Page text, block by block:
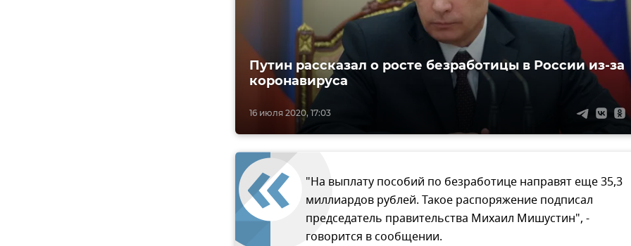
16 июля 2020, 17:03
Путин рассказал о росте безработицы в России из-за
коронавируса
"На выплату пособий по безработице направят еще 35,3
миллиардов рублей. Такое распоряжение подписал
председатель правительства Михаил Мишустин", -
говорится в сообщении.